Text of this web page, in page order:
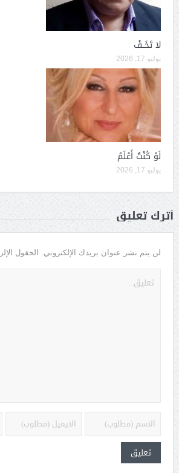
لا تَخَــفْ
يوليو 17, 2026
لَوْ كُنْتُ أَعْلَمُ
يوليو 17, 2026
أترك تعليق
لن يتم نشر عنوان بريدك الإلكتروني. الحقول